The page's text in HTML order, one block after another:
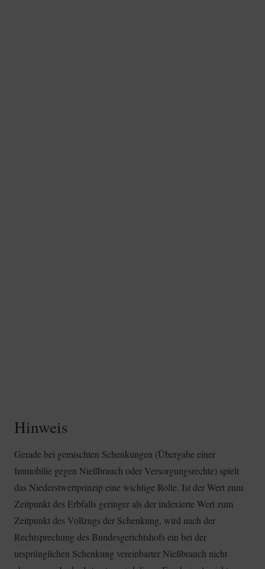
Hinweis
Gerade bei gemischten Schenkungen (Übergabe einer
Immobilie gegen Nießbrauch oder Versorgungsrechte) spielt
das Niederstwertprinzip eine wichtige Rolle. Ist der Wert zum
Zeitpunkt des Erbfalls geringer als der indexierte Wert zum
Zeitpunkt des Vollzugs der Schenkung, wird nach der
Rechtsprechung des Bundesgerichtshofs ein bei der
ursprünglichen Schenkung vereinbarter Nießbrauch nicht